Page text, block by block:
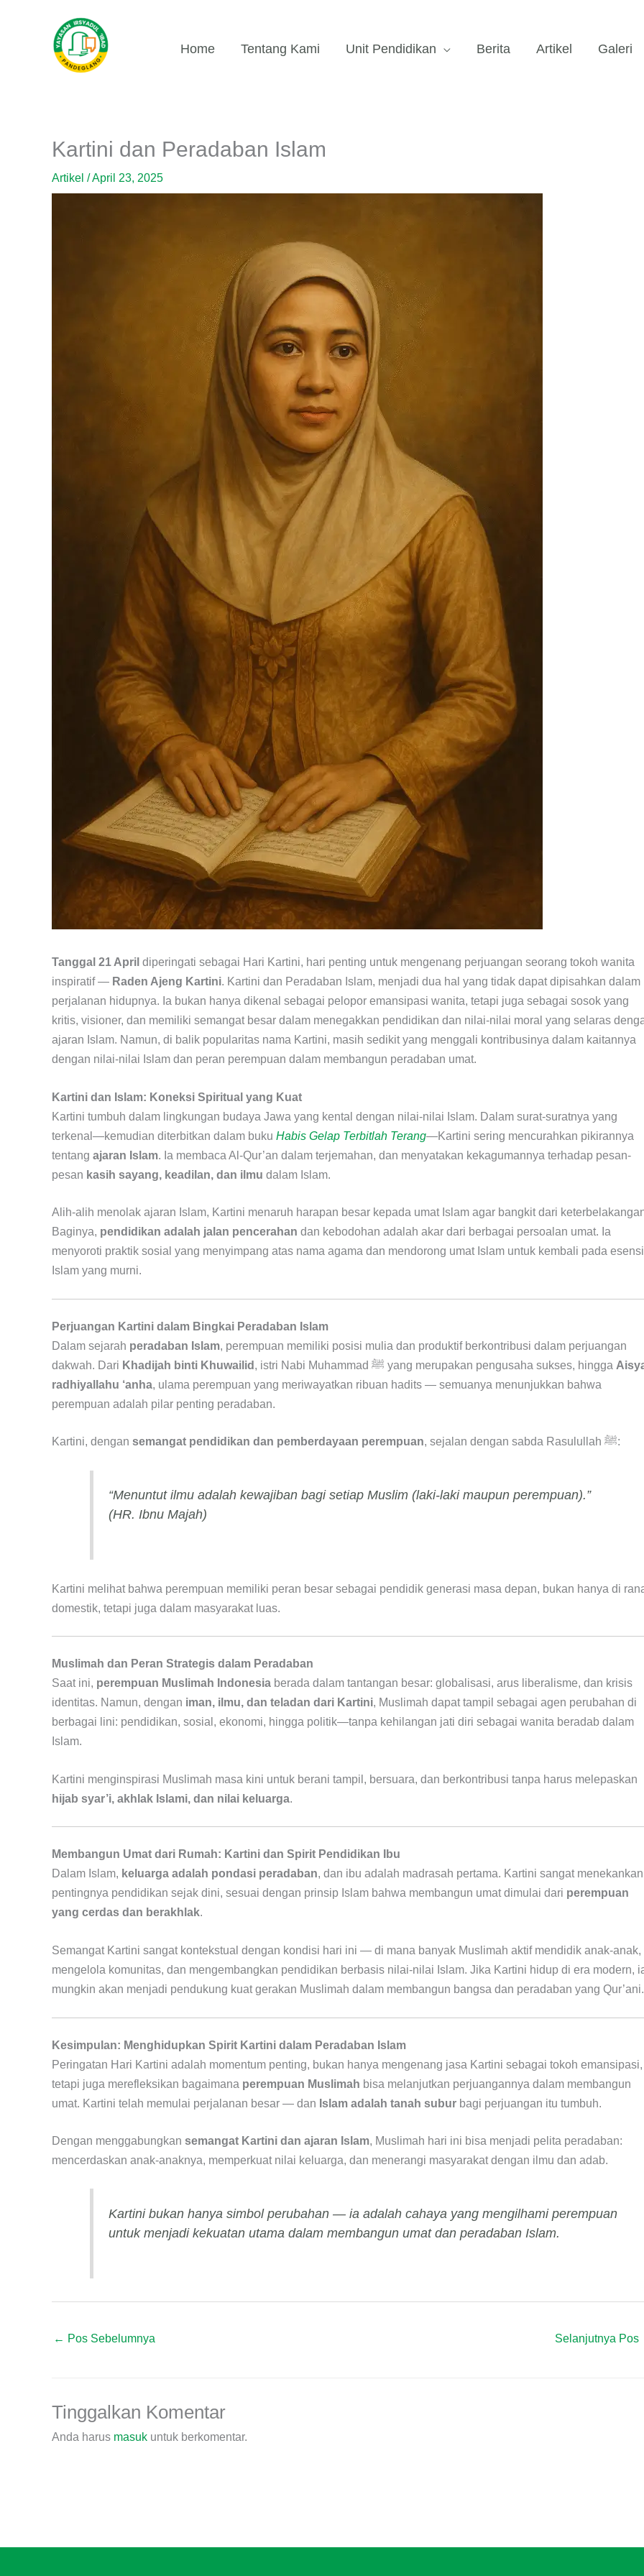
Home Tentang Kami Unit Pendidikan Berita Artikel Galeri
Kartini dan Peradaban Islam
Artikel /April 23, 2025
Tanggal 21 April diperingati sebagai Hari Kartini, hari penting untuk mengenang perjuangan seorang tokoh wanita
inspiratif — Raden Ajeng Kartini. Kartini dan Peradaban Islam, menjadi dua hal yang tidak dapat dipisahkan dalam
perjalanan hidupnya. Ia bukan hanya dikenal sebagai pelopor emansipasi wanita, tetapi juga sebagai sosok yang
kritis, visioner, dan memiliki semangat besar dalam menegakkan pendidikan dan nilai-nilai moral yang selaras
ajaran Islam. Namun, di balik popularitas nama Kartini, masih sedikit yang menggali kontribusinya dalam kaitannya
dengan nilai-nilai Islam dan peran perempuan dalam membangun peradaban umat.
Kartini dan Islam: Koneksi Spiritual yang Kuat
Kartini tumbuh dalam lingkungan budaya Jawa yang kental dengan nilai-nilai Islam. Dalam surat-suratnya yang
terkenal—kemudian diterbitkan dalam buku Habis Gelap Terbitlah Terang—Kartini sering mencurahkan pikirannya
tentang ajaran Islam. Ia membaca Al-Qur’an dalam terjemahan, dan menyatakan kekagumannya terhadap pesan-
pesan kasih sayang, keadilan, dan ilmu dalam Islam.
Alih-alih menolak ajaran Islam, Kartini menaruh harapan besar kepada umat Islam agar bangkit dari
Baginya, pendidikan adalah jalan pencerahan dan kebodohan adalah akar dari berbagai persoalan umat. Ia
menyoroti praktik sosial yang menyimpang atas nama agama dan mendorong umat Islam untuk kembali pada esensi
Islam yang murni.
Perjuangan Kartini dalam Bingkai Peradaban Islam
Dalam sejarah peradaban Islam, perempuan memiliki posisi mulia dan produktif berkontribusi dalam perjuangan
dakwah. Dari Khadijah binti Khuwailid , istri Nabi Muhammad ﷺ yang merupakan pengusaha sukses, hingga
radhiyallahu ‘anha, ulama perempuan yang meriwayatkan ribuan hadits — semuanya menunjukkan bahwa
perempuan adalah pilar penting peradaban.
Kartini, dengan semangat pendidikan dan pemberdayaan perempuan , sejalan dengan sabda Rasulullah ﷺ:
“Menuntut ilmu adalah kewajiban bagi setiap Muslim (laki-laki maupun perempuan).”
(HR. Ibnu Majah)
Kartini melihat bahwa perempuan memiliki peran besar sebagai pendidik generasi masa depan, bukan hanya di
domestik, tetapi juga dalam masyarakat luas.
Muslimah dan Peran Strategis dalam Peradaban
Saat ini, perempuan Muslimah Indonesia berada dalam tantangan besar: globalisasi, arus liberalisme, dan krisis
identitas. Namun, dengan iman, ilmu, dan teladan dari Kartini, Muslimah dapat tampil sebagai agen perubahan di
berbagai lini: pendidikan, sosial, ekonomi, hingga politik—tanpa kehilangan jati diri sebagai wanita beradab dalam
Islam.
Kartini menginspirasi Muslimah masa kini untuk berani tampil, bersuara, dan berkontribusi tanpa harus melepaskan
hijab syar’i, akhlak Islami, dan nilai keluarga.
Membangun Umat dari Rumah: Kartini dan Spirit Pendidikan Ibu
Dalam Islam, keluarga adalah pondasi peradaban, dan ibu adalah madrasah pertama. Kartini sangat menekankan
pentingnya pendidikan sejak dini, sesuai dengan prinsip Islam bahwa membangun umat dimulai dari perempuan
yang cerdas dan berakhlak.
Semangat Kartini sangat kontekstual dengan kondisi hari ini — di mana banyak Muslimah aktif mendidik anak-anak,
mengelola komunitas, dan mengembangkan pendidikan berbasis nilai-nilai Islam. Jika Kartini hidup di era modern,
mungkin akan menjadi pendukung kuat gerakan Muslimah dalam membangun bangsa dan peradaban yang Qur’ani.
Kesimpulan: Menghidupkan Spirit Kartini dalam Peradaban Islam
Peringatan Hari Kartini adalah momentum penting, bukan hanya mengenang jasa Kartini sebagai tokoh emansipasi,
tetapi juga merefleksikan bagaimana perempuan Muslimah bisa melanjutkan perjuangannya dalam membangun
umat. Kartini telah memulai perjalanan besar — dan Islam adalah tanah subur bagi perjuangan itu tumbuh.
Dengan menggabungkan semangat Kartini dan ajaran Islam, Muslimah hari ini bisa menjadi pelita peradaban:
mencerdaskan anak-anaknya, memperkuat nilai keluarga, dan menerangi masyarakat dengan ilmu dan adab.
Kartini bukan hanya simbol perubahan — ia adalah cahaya yang mengilhami perempuan
untuk menjadi kekuatan utama dalam membangun umat dan peradaban Islam.
← Pos Sebelumnya Selanjutnya Pos
Tinggalkan Komentar
Anda harus masuk untuk berkomentar.